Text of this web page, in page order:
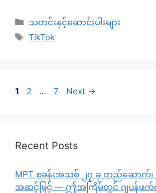
Categories
သတင်းနှင့်ဆောင်းပါးများ
Tags
TikTok
Page
1 Page
2 … Page
7 Next →
Recent Posts
MPT စခန်းအသစ် ၂၇ ခု တည်ဆောက်၊
အဆင့်မြှင့် — ဤအကြိမ်တွင် ဂျပန်ဖက်